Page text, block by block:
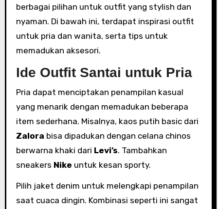
berbagai pilihan untuk outfit yang stylish dan
nyaman. Di bawah ini, terdapat inspirasi outfit
untuk pria dan wanita, serta tips untuk
memadukan aksesori.
Ide Outfit Santai untuk Pria
Pria dapat menciptakan penampilan kasual
yang menarik dengan memadukan beberapa
item sederhana. Misalnya, kaos putih basic dari
Zalora bisa dipadukan dengan celana chinos
berwarna khaki dari Levi’s. Tambahkan
sneakers Nike untuk kesan sporty.
Pilih jaket denim untuk melengkapi penampilan
saat cuaca dingin. Kombinasi seperti ini sangat